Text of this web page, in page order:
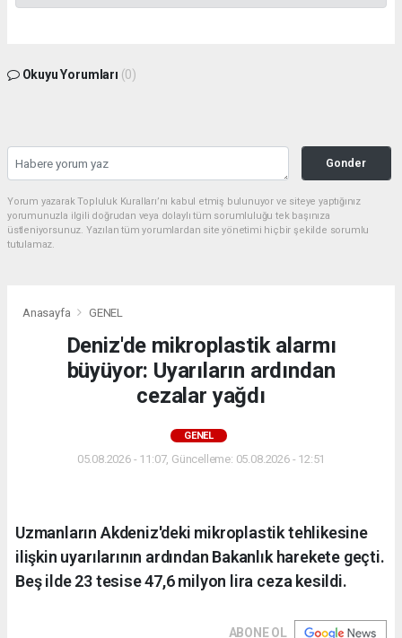
Okuyu Yorumları (0)
Gonder
Yorum yazarak Topluluk Kuralları’nı kabul etmiş bulunuyor ve siteye yaptığınız
yorumunuzla ilgili doğrudan veya dolaylı tüm sorumluluğu tek başınıza
üstleniyorsunuz. Yazılan tüm yorumlardan site yönetimi hiçbir şekilde sorumlu
tutulamaz.
Anasayfa GENEL
Deniz'de mikroplastik alarmı
büyüyor: Uyarıların ardından
cezalar yağdı
GENEL
05.08.2026 - 11:07, Güncelleme: 05.08.2026 - 12:51
Uzmanların Akdeniz'deki mikroplastik tehlikesine
ilişkin uyarılarının ardından Bakanlık harekete geçti.
Beş ilde 23 tesise 47,6 milyon lira ceza kesildi.
ABONE OL